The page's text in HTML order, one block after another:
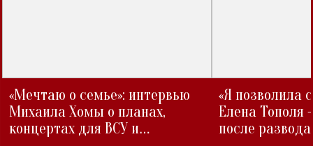
«Мечтаю о семье»: интервью
Михаила Хомы о планах,
концертах для ВСУ и
«Я позволила
Елена Тополя
после развода